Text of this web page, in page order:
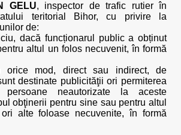
GELU, inspector de trafic rutier în
teritorial Bihor, cu privire la
de:
dacă funcționarul public a obținut
altul un folos necuvenit, în formă
orice mod, direct sau indirect, de
destinate publicităţii ori permiterea
persoane neautorizate la aceste
obţinerii pentru sine sau pentru altul
alte foloase necuvenite, în formă